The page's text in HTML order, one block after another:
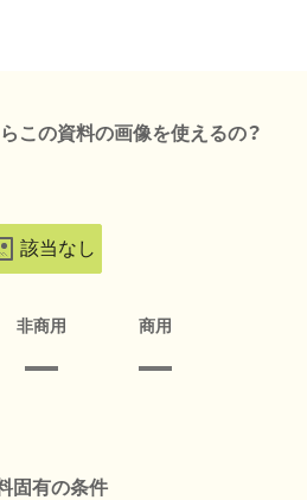
この資料の画像を使えるの？
該当なし
非商用 商用
固有の条件